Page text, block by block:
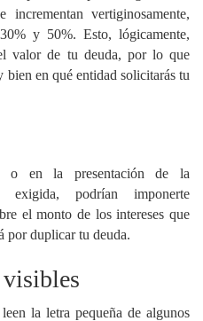
vertiginosamente,
y 50%. Esto, lógicamente,
valor de tu deuda, por lo que
bien en qué entidad solicitarás tu
o en la presentación de la
podrían imponerte
el monto de los intereses que
por duplicar tu deuda.
la letra pequeña de algunos